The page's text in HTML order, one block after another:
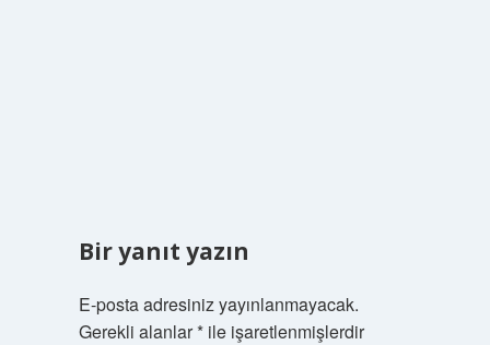
Bir yanıt yazın
E-posta adresiniz yayınlanmayacak.
Gerekli alanlar*ile işaretlenmişlerdir